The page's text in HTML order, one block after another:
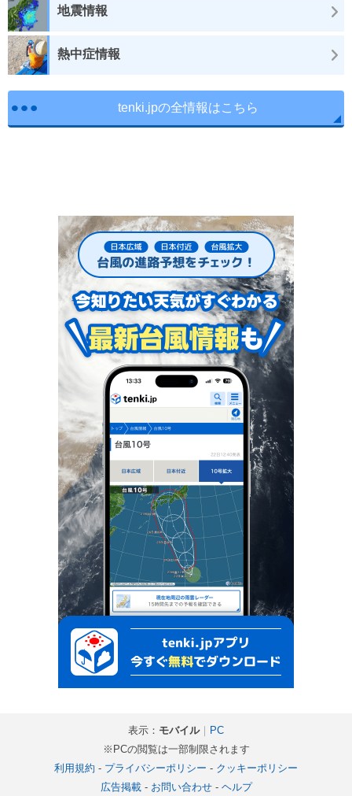
地震情報
熱中症情報
tenki.jpの全情報はこちら
表示： モバイル｜ PC
※PCの閲覧は一部制限されます
利用規約 - プライバシーポリシー - クッキーポリシー
広告掲載- お問い合わせ- ヘルプ